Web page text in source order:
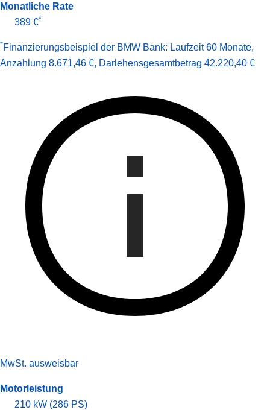
Monatliche Rate
389 €*
*Finanzierungsbeispiel der BMW Bank: Laufzeit 60 Monate,
Anzahlung 8.671,46 €, Darlehens­gesamt­betrag 42.220,40 €
MwSt. ausweisbar
Motorleistung
210 kW (286 PS)